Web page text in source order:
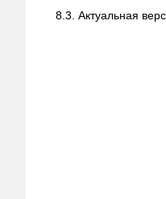
8.3. Актуальная